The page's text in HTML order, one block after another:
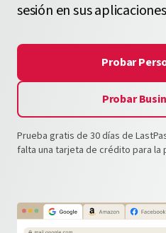
sesión en sus
Probar
Probar
Prueba gratis de 30 días de
falta una tarjeta de crédito para la